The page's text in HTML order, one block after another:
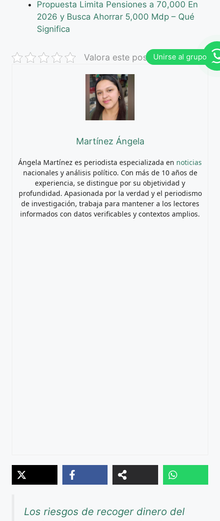
Propuesta Limita Pensiones a 70,000 En
2026 y Busca Ahorrar 5,000 Mdp – Qué
Significa
Valora este post
Martínez Ángela
Ángela Martínez es periodista especializada en noticias
nacionales y análisis político. Con más de 10 años de
experiencia, se distingue por su objetividad y
profundidad. Apasionada por la verdad y el periodismo
de investigación, trabaja para mantener a los lectores
informados con datos verificables y contextos amplios.
Los riesgos de recoger dinero del